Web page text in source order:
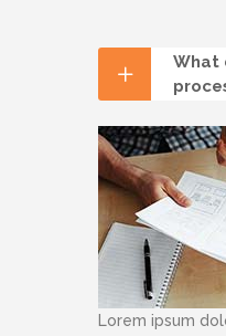
What
Lorem ipsum